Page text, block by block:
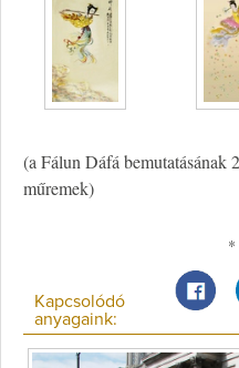
(a Fálun Dáfá bemutatásának
műremek)
Kapcsolódó
anyagaink: